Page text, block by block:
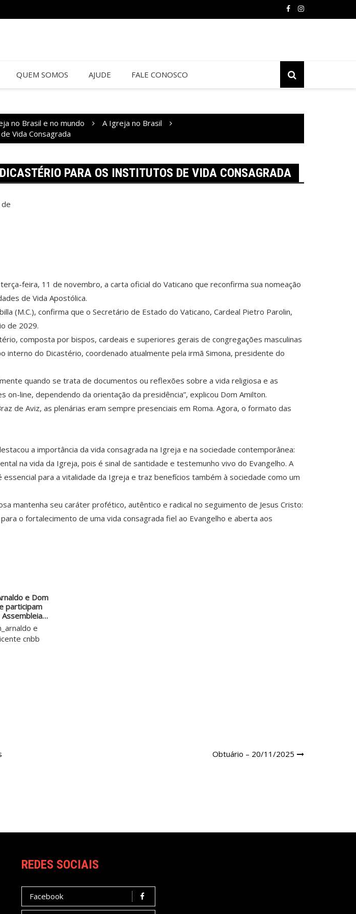
QUEM SOMOS AJUDE FALE CONOSCO
no Brasil e no mundo
A Igreja no Brasil
Vida Consagrada
PARA OS INSTITUTOS DE VIDA CONSAGRADA
feira, 11 de novembro, a carta oficial do Vaticano que reconfirma sua nomeação
de Vida Apostólica.
(M.C.), confirma que o Secretário de Estado do Vaticano, Cardeal Pietro Parolin,
de 2029.
composta por bispos, cardeais e superiores gerais de congregações masculinas
interno do Dicastério, coordenado atualmente pela irmã Simona, presidente do
quando se trata de documentos ou reflexões sobre a vida religiosa e as
line, dependendo da orientação da presidência”, explicou Dom Amilton.
de Aviz, as plenárias eram sempre presenciais em Roma. Agora, o formato das
a importância da vida consagrada na Igreja e na sociedade contemporânea:
na vida da Igreja, pois é sinal de santidade e testemunho vivo do Evangelho. A
para a vitalidade da Igreja e traz benefícios também à sociedade como um
mantenha seu caráter profético, autêntico e radical no seguimento de Jesus Cristo:
o fortalecimento de uma vida consagrada fiel ao Evangelho e aberta aos
e Dom
participam
Assembleia
Obtuário – 20/11/2025
REDES SOCIAIS
Facebook